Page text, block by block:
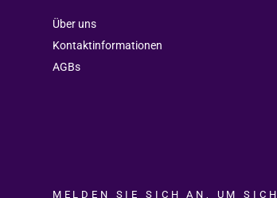
Über uns
Kontaktinformationen
AGBs
MELDEN SIE SICH AN, UM SICH